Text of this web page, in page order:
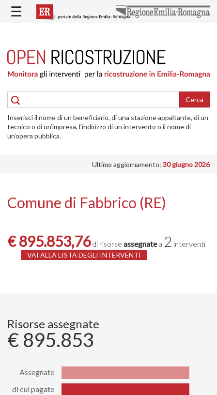
contenuto
RICOSTRUZIONE
PUBBLICA
DELLE
ABITAZIONI
RICOSTRUZIONE
ATTIVITÀ
INTERVENTI
SI
☰
Cerca
Inserisci il nome di un beneficiario, di una stazione appaltante, di un
tecnico o di un’impresa, l’indirizzo di un intervento o il nome di
un’opera pubblica.
Ultimo aggiornamento: 30 giugno 2026
Comune di Fabbrico (RE)
€ 895.853,76di risorse assegnatea 2 interventi
VAI ALLA LISTA DEGLI INTERVENTI
Risorse assegnate
€ 895.853
Assegnate
di cui pagate